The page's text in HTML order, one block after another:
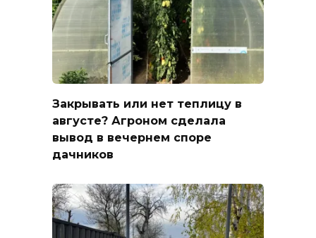
Закрывать или нет теплицу в
августе? Агроном сделала
вывод в вечернем споре
дачников